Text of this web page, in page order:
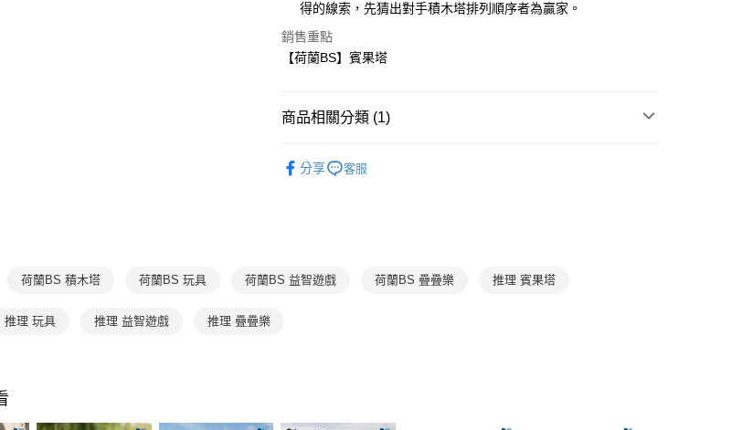
【大哥付你分期使用說明】
2.付款方式選擇「大哥付你分期」，訂單成立後會自動跳轉到大哥付的交易
流程，驗證手機門號後，選擇欲分期的期數、繳款截止日，確認付款後即
消。如遇「轉專審核」未通過狀況，表示未達大哥付你分期系統評分，恕
1.分期款項不併入電信帳單，「大哥付你分期」於每月結算日後寄送繳費提
用戶於交易時，得透過本服務購買商品或服務，並由商店將買賣／分期付
相關說明
【關於「AFTEE先享後付」】
１．簡單：不需註冊會員、不需綁卡、不需儲值。
２．便利：只要手機號碼，簡訊認證，即可結帳。
【「AFTEE先享後付」結帳流程】
※ 請注意：結帳手續完成當下不需立刻繳費，但若您需要取消訂單，請聯
交易，需依本服務之必要範圍內提供個人資料，並將交易相關給付款項請
國內宅配/郵寄 (不適用離島、海外及郵局i郵箱)
得的線索，先猜出對手積木塔排列順序者為贏家。
銷售重點
【荷蘭BS】賓果塔
商品相關分類 (1)
分享
客服
荷蘭BS 積木塔 荷蘭BS 玩具 荷蘭BS 益智遊戲 荷蘭BS 疊疊樂 推理 賓果塔
推理 玩具 推理 益智遊戲 推理 疊疊樂